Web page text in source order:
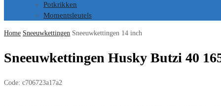
Potkrikken
Momentsleutels
Home Sneeuwkettingen Sneeuwkettingen 14 inch
Sneeuwkettingen Husky Butzi 40
Code: c706723a17a2